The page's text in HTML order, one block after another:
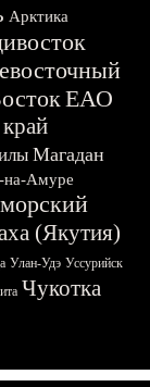
Арктика
ЕАО
Магадан
на-Амуре
(Якутия)
Улан-Удэ Уссурийск
Чукотка